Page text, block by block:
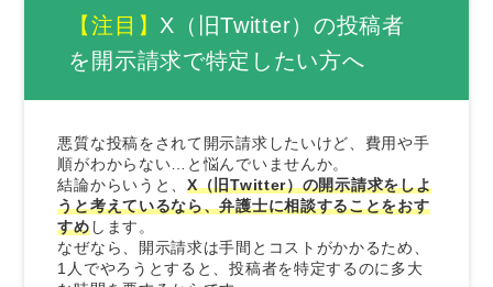
さいごに｜開示請求で身元特定するには迅速な
対応が重要
【注目】 X（旧Twitter）の投稿者
を開示請求で特定したい方へ
悪質な投稿をされて開示請求したいけど、費用や手
順がわからない…と悩んでいませんか。
結論からいうと、X（旧Twitter）の開示請求をしよ
うと考えているなら、弁護士に相談することをおす
すめします。
なぜなら、開示請求は手間とコストがかかるため、
1人でやろうとすると、投稿者を特定するのに多大